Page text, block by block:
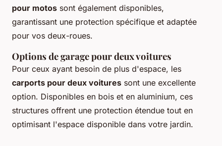
pour motos sont également disponibles,
garantissant une protection spécifique et adaptée
pour vos deux-roues.
Options de garage pour deux voitures
Pour ceux ayant besoin de plus d'espace, les
carports pour deux voitures sont une excellente
option. Disponibles en bois et en aluminium, ces
structures offrent une protection étendue tout en
optimisant l'espace disponible dans votre jardin.